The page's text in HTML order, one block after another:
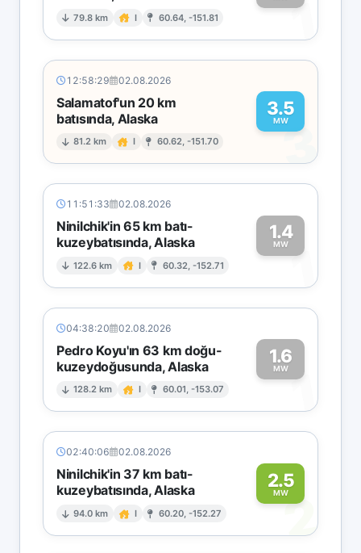
79.8 km I 60.64, -151.81 1
12:58:29 02.08.2026
Salamatof'un 20 km
batısında, Alaska
81.2 km I 60.62, -151.70
3.5
MW
3
11:51:33 02.08.2026
Ninilchik'in 65 km batı-
kuzeybatısında, Alaska
122.6 km I 60.32, -152.71
1.4
MW1
04:38:20 02.08.2026
Pedro Koyu'ın 63 km doğu-
kuzeydoğusunda, Alaska
128.2 km I 60.01, -153.07
1.6
MW1
02:40:06 02.08.2026
Ninilchik'in 37 km batı-
kuzeybatısında, Alaska
94.0 km I 60.20, -152.27
2.5
MW2